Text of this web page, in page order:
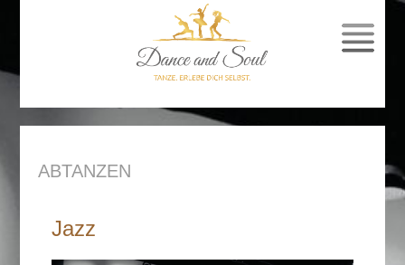
ABTANZEN
Jazz